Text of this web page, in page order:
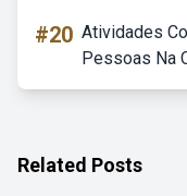
#20 Atividades
Pessoas Na
Related Posts